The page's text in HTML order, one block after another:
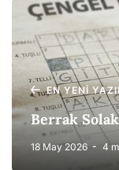
EN YENI
Berrak
18 May 2026 4